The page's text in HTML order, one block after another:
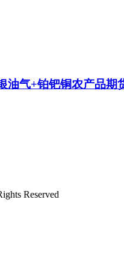
油气+铂钯铜农产品期
Reserved